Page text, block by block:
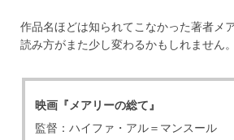
作品名ほどは知られてこなかった著者メ
読み方がまた少し変わるかもしれません
映画『メアリーの総て』
監督：ハイファ・アル＝マンスール